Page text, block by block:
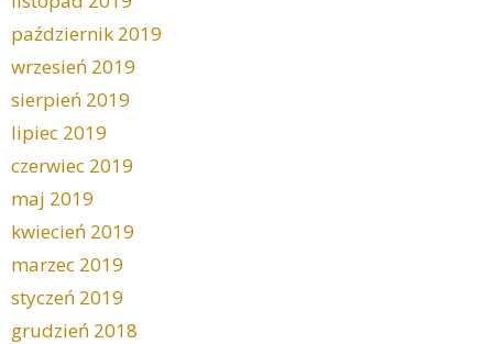
październik 2019
wrzesień 2019
sierpień 2019
lipiec 2019
czerwiec 2019
maj 2019
kwiecień 2019
marzec 2019
styczeń 2019
grudzień 2018